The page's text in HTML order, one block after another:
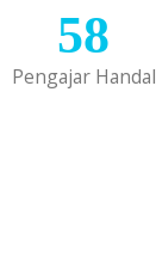
58
Pengajar Handal